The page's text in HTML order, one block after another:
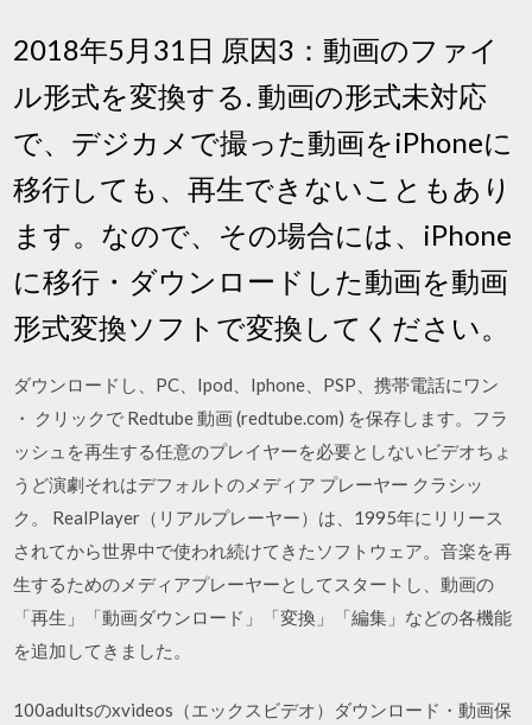
2018年5月31日 原因3：動画のファイ
ル形式を変換する. 動画の形式未対応
で、デジカメで撮った動画をiPhoneに
移行しても、再生できないこともあり
ます。なので、その場合には、iPhone
に移行・ダウンロードした動画を動画
形式変換ソフトで変換してください。
ダウンロードし、PC、Ipod、Iphone、PSP、携帯電話にワン
・ クリックで Redtube 動画 (redtube.com) を保存します。フラ
ッシュを再生する任意のプレイヤーを必要としないビデオちょ
うど演劇それはデフォルトのメディア プレーヤー クラシッ
ク。 RealPlayer（リアルプレーヤー）は、1995年にリリース
されてから世界中で使われ続けてきたソフトウェア。音楽を再
生するためのメディアプレーヤーとしてスタートし、動画の
「再生」「動画ダウンロード」「変換」「編集」などの各機能
を追加してきました。
100adultsのxvideos（エックスビデオ）ダウンロード・動画保